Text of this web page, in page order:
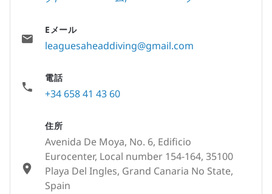
Eメール
leaguesaheaddiving@gmail.com
電話
+34 658 41 43 60
住所
Avenida De Moya, No. 6, Edificio
Eurocenter, Local number 154-164, 35100
Playa Del Ingles, Grand Canaria No State,
Spain